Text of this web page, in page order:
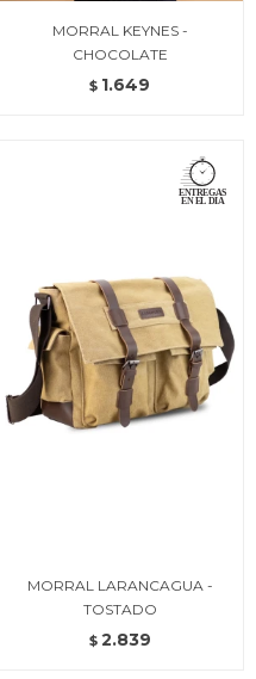
MORRAL KEYNES -
CHOCOLATE
$ 1.649
MORRAL LARANCAGUA -
TOSTADO
$ 2.839